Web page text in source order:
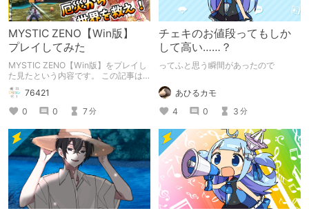
MYSTIC ZENO【Win版】
プレイしてみた
MYSTIC ZENO【Win版】をプレイし
た見たという内容です。 この記事は
通常のクリエイターズ記事です。
76421
0
0 7分
チェキのお値段ってもしか
して高い……？
ってふと思う瞬間があったので
あひるカモ
4
0 3 分